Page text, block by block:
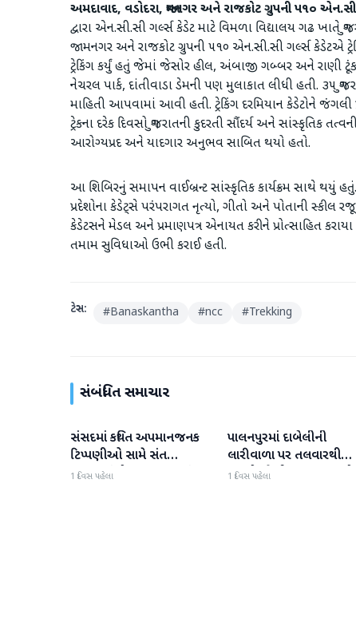
અમદાવાદ, વડોદરા, જામનગર અને રાજકોટ ગ્રુપની ૫૧૦
દ્વારા એન.સી.સી ગર્લ્સ કેડેટ માટે વિમળા વિદ્યાલય ગઢ
જામનગર અને રાજકોટ ગ્રુપની ૫૧૦ એન.સી.સી ગર્લ્સ કેડેટએ
ટ્રેકિંગ કર્યું હતું જેમાં જેસોર હીલ, અંબાજી ગબ્બર અને રાણી
નેચરલ પાર્ક, દાંતીવાડા ડેમની પણ મુલાકાત લીધી હતી. ૩૫
માહિતી આપવામાં આવી હતી. ટ્રેકિંગ દરમિયાન કેડેટોને
ટ્રેકના દરેક દિવસો ગુજરાતની કુદરતી સૌંદર્ય અને
આરોગ્યપ્રદ અને યાદગાર અનુભવ સાબિત થયો હતો.
આ શિબિરનું સમાપન વાઈબ્રન્ટ સાંસ્કૃતિક કાર્યક્રમ સાથે થયું
પ્રદેશોના કેડેટ્સે પરંપરાગત નૃત્યો, ગીતો અને પોતાની સ્કીલ રજૂ
કેડેટસને મેડલ અને પ્રમાણપત્ર એનાયત કરીને પ્રોત્સાહિત
તમામ સુવિધાઓ ઉભી કરાઈ હતી.
ટેગ્સ: #Banaskantha #ncc #Trekking
સંબંધિત સમાચાર
બનાસકાંઠા
સંસદમાં કથિત અપમાનજનક
ટિપ્પણીઓ સામે સંત
સમાજમાં રોષ: પાલનપુરમાં
1 દિવસ પહેલા
બનાસકાંઠા
પાલનપુરમાં દાબેલીની
લારીવાળા પર તલવારથી
હુમલો: બે ઈજાગ્રસ્ત, આરોપી
1 દિવસ પહેલા